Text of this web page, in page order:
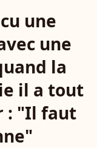
une
une
la
il a tout
: "Il faut